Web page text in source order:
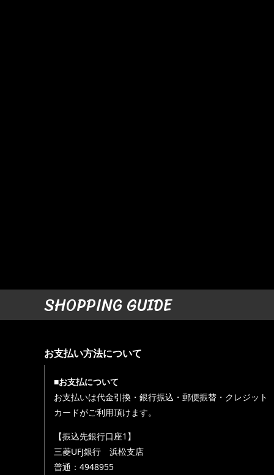
SHOPPING GUIDE
お支払い方法について
■お支払について
お支払いは代金引換・銀行振込・郵便振替・クレジット
カードがご利用頂けます。
【振込先銀行口座1】
三菱UFJ銀行 浜松支店
普通：4948955